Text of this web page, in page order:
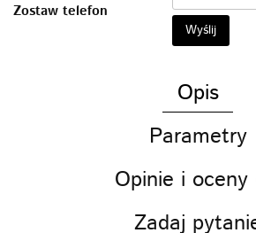
Zostaw telefon
Wyślij
Opis
Parametry
Opinie i oceny
Zadaj